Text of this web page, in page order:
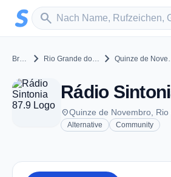
Zum Hauptinhalt springen
search
Sender suchen
Brazil chevron_right Rio Grande do Sul chevron_right
placeQuinze de Novembro,
Alternative Community